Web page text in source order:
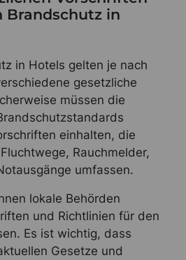
Brandschutz in
in Hotels gelten je nach
gesetzliche
müssen die
einhalten, die
Rauchmelder,
umfassen.
lokale Behörden
und Richtlinien für den
Es ist wichtig, dass
Gesetze und